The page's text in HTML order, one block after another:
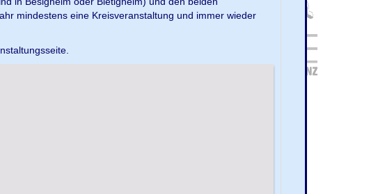
mindestens eine Kreisveranstaltung und immer wieder